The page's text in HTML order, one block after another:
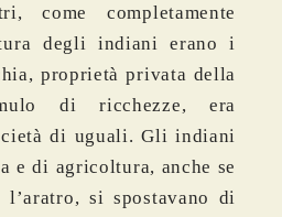
come completamente
degli indiani erano i
proprietà privata della
di ricchezze, era
di uguali. Gli indiani
e di agricoltura, anche se
l’aratro, si spostavano di